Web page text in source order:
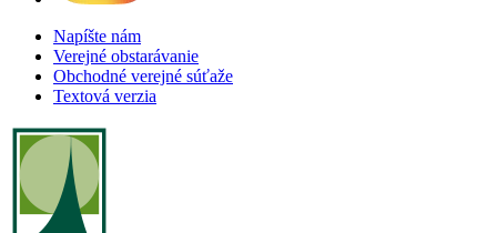
Napíšte nám
Verejné obstarávanie
Obchodné verejné súťaže
Textová verzia